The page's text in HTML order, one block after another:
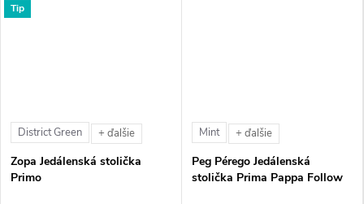
Tip
District Green + ďalšie
Zopa Jedálenská stolička
Primo
Mint + ďalšie
Peg Pérego Jedálenská
stolička Prima Pappa Follow